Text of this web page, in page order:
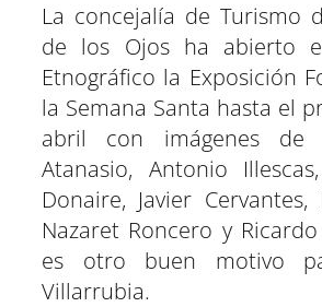
La concejalía de Turismo
de los Ojos ha abierto
Etnográfico la Exposición
la Semana Santa hasta el
abril con imágenes de
Atanasio, Antonio
Donaire, Javier Cervantes,
Nazaret Roncero y
es otro buen motivo
Villarrubia.